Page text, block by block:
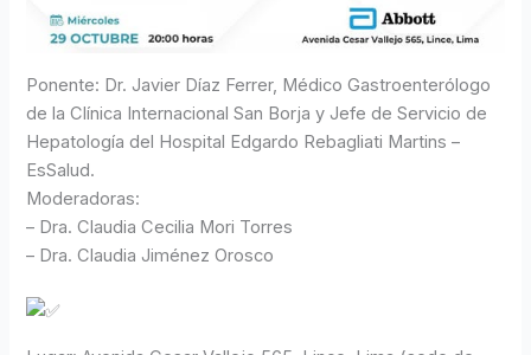
Ponente: Dr. Javier Díaz Ferrer, Médico Gastroenterólogo
de la Clínica Internacional San Borja y Jefe de Servicio de
Hepatología del Hospital Edgardo Rebagliati Martins –
EsSalud.
Moderadoras:
– Dra. Claudia Cecilia Mori Torres
– Dra. Claudia Jiménez Orosco